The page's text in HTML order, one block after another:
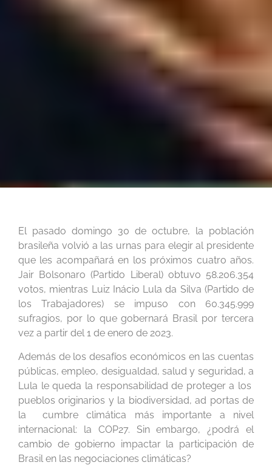
El pasado domingo 30 de octubre, la población
brasileña volvió a las urnas para elegir al presidente
que les acompañará en los próximos cuatro años.
Jair Bolsonaro (Partido Liberal) obtuvo 58.206.354
votos, mientras Luiz Inácio Lula da Silva (Partido de
los Trabajadores) se impuso con 60.345.999
sufragios, por lo que gobernará Brasil por tercera
vez a partir del 1 de enero de 2023.
Además de los desafíos económicos en las cuentas
públicas, empleo, desigualdad, salud y seguridad, a
Lula le queda la responsabilidad de proteger a los
pueblos originarios y la biodiversidad, ad portas de
la cumbre climática más importante a nivel
internacional: la COP27. Sin embargo, ¿podrá el
cambio de gobierno impactar la participación de
Brasil en las negociaciones climáticas?